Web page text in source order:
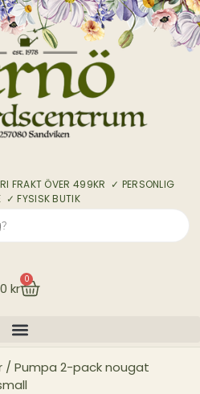
FRAKT ÖVER 499KR ✓ PERSONLIG
✓ FYSISK BUTIK
0 kr
0
/ Pumpa 2-pack nougat